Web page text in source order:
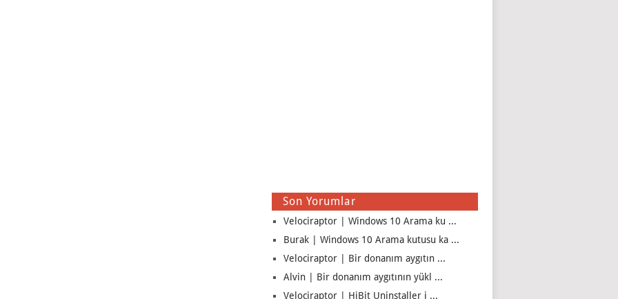
Son Yorumlar
Velociraptor | Windows 10 Arama ku ...
Burak | Windows 10 Arama kutusu ka ...
Velociraptor | Bir donanım aygıtın ...
Alvin | Bir donanım aygıtının yükl ...
Velociraptor | HiBit Uninstaller i ...